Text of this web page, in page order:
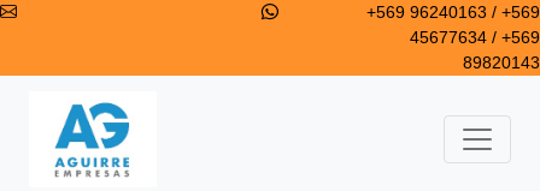
+569 96240163 / +569
45677634 / +569
89820143